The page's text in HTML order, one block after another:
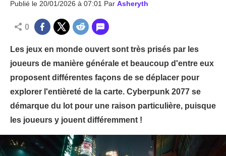
Publié le 20/01/2026 à 07:01 Par Asheryth
0
Les jeux en monde ouvert sont très prisés par les
joueurs de manière générale et beaucoup d'entre eux
proposent différentes façons de se déplacer pour
explorer l'entièreté de la carte. Cyberpunk 2077 se
démarque du lot pour une raison particulière, puisque
les joueurs y jouent différemment !